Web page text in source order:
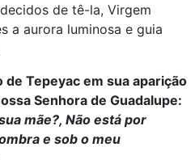
de tê-la, Virgem
a aurora luminosa e guia
Tepeyac em sua aparição
Senhora de Guadalupe:
mãe?, Não está por
e sob o meu